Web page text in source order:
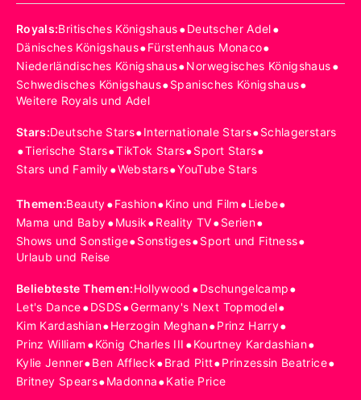
Royals:Britisches Königshaus•Deutscher Adel•
Dänisches Königshaus•Fürstenhaus Monaco•
Niederländisches Königshaus•Norwegisches Königshaus•
Schwedisches Königshaus•Spanisches Königshaus•
Weitere Royals und Adel
Stars:Deutsche Stars•Internationale Stars•Schlagerstars
•Tierische Stars•TikTok Stars•Sport Stars•
Stars und Family•Webstars•YouTube Stars
Themen:Beauty•Fashion•Kino und Film •Liebe•
Mama und Baby•Musik•Reality TV•Serien•
Shows und Sonstige•Sonstiges•Sport und Fitness•
Urlaub und Reise
Beliebteste Themen:Hollywood •Dschungelcamp•
Let's Dance•DSDS•Germany's Next Topmodel•
Kim Kardashian•Herzogin Meghan•Prinz Harry•
Prinz William •König Charles III •Kourtney Kardashian•
Kylie Jenner•Ben Affleck•Brad Pitt•Prinzessin Beatrice•
Britney Spears•Madonna•Katie Price